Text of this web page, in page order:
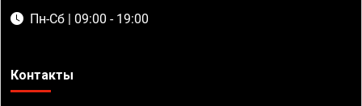
Пн-Сб | 09:00 - 19:00
Контакты